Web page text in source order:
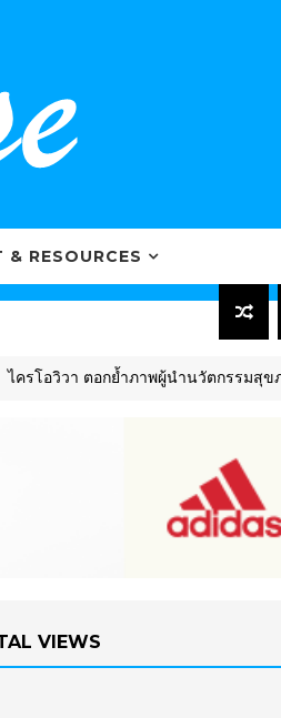
& RESOURCES
อกย้ำภาพผู้นำนวัตกรรมสุขภาพ ปักธงดั
VIEWS